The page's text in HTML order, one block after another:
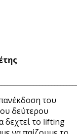
του
δεύτερου
δεχτεί το lifting